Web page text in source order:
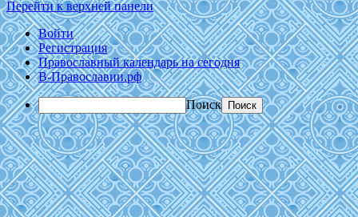
Перейти к верхней панели
Войти
Регистрация
Православный календарь на сегодня
В-Православии.рф
Поиск